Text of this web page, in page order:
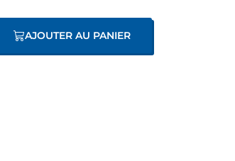
AJOUTER AU PANIER